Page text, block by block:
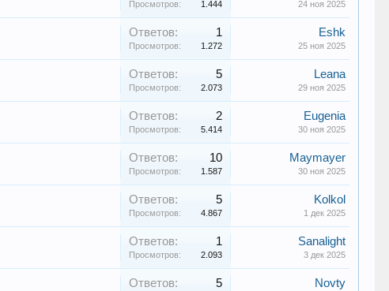
Просмотров: 1.444 24 ноя 2025
Ответов: 1
Просмотров: 1.272
Eshk
25 ноя 2025
Ответов: 5
Просмотров: 2.073
Leana
29 ноя 2025
Ответов: 2
Просмотров: 5.414
Eugenia
30 ноя 2025
Ответов: 10
Просмотров: 1.587
Maymayer
30 ноя 2025
Ответов: 5
Просмотров: 4.867
Kolkol
1 дек 2025
Ответов: 1
Просмотров: 2.093
Sanalight
3 дек 2025
Ответов: 5 Novty